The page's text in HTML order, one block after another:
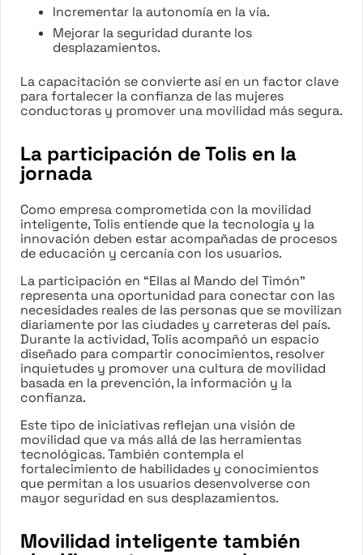
Incrementar la autonomía en la vía.
Mejorar la seguridad durante los
desplazamientos.
La capacitación se convierte así en un factor clave
para fortalecer la confianza de las mujeres
conductoras y promover una movilidad más segura.
La participación de Tolis en la
jornada
Como empresa comprometida con la movilidad
inteligente, Tolis entiende que la tecnología y la
innovación deben estar acompañadas de procesos
de educación y cercanía con los usuarios.
La participación en “Ellas al Mando del Timón”
representa una oportunidad para conectar con las
necesidades reales de las personas que se movilizan
diariamente por las ciudades y carreteras del país.
Durante la actividad, Tolis acompañó un espacio
diseñado para compartir conocimientos, resolver
inquietudes y promover una cultura de movilidad
basada en la prevención, la información y la
confianza.
Este tipo de iniciativas reflejan una visión de
movilidad que va más allá de las herramientas
tecnológicas. También contempla el
fortalecimiento de habilidades y conocimientos
que permitan a los usuarios desenvolverse con
mayor seguridad en sus desplazamientos.
Movilidad inteligente también